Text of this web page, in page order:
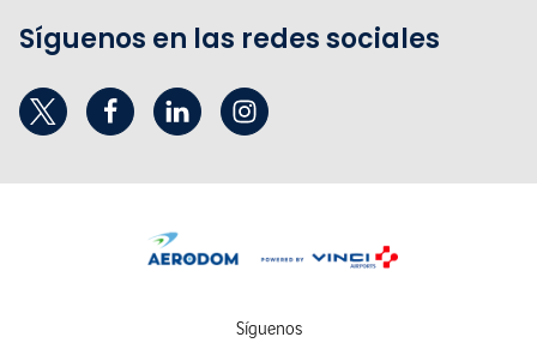
Síguenos en las redes sociales
Síguenos